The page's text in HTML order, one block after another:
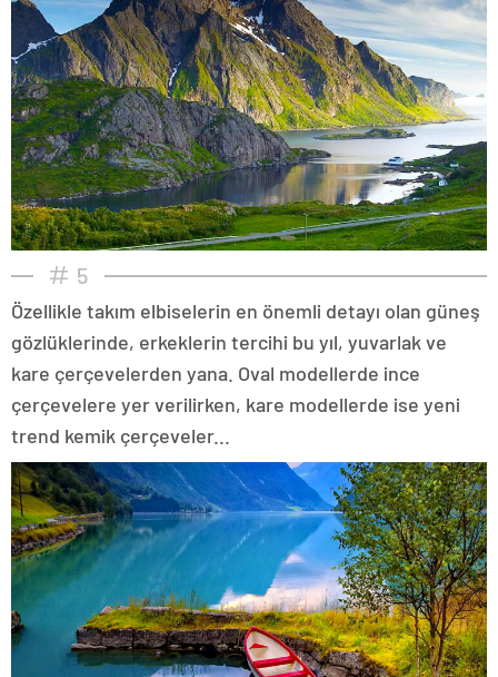
5
Özellikle takım elbiselerin en önemli detayı olan güneş
gözlüklerinde, erkeklerin tercihi bu yıl, yuvarlak ve
kare çerçevelerden yana. Oval modellerde ince
çerçevelere yer verilirken, kare modellerde ise yeni
trend kemik çerçeveler...